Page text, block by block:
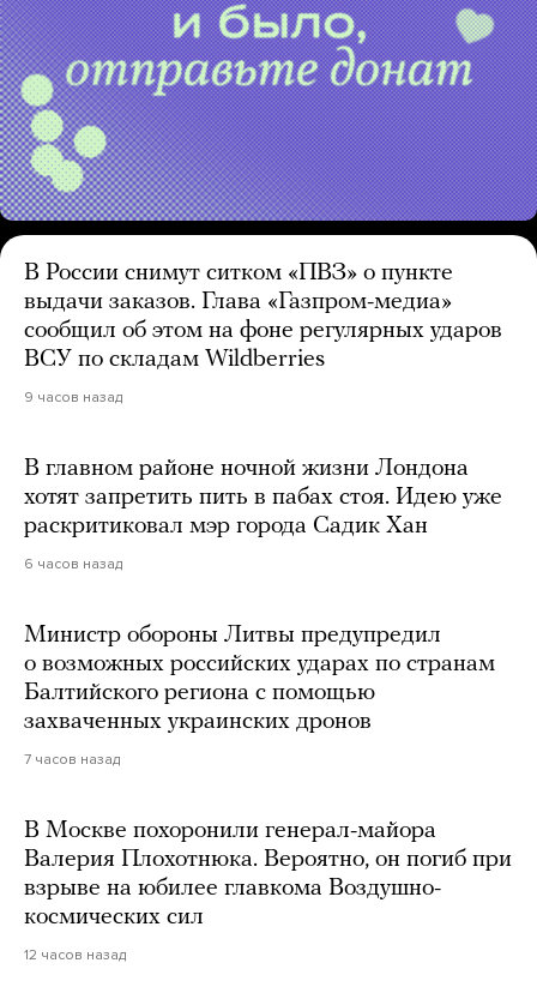
В России снимут ситком «ПВЗ» о пункте
выдачи заказов. Глава «Газпром-медиа»
сообщил об этом на фоне регулярных ударов
ВСУ по складам Wildberries
9 часов назад
В главном районе ночной жизни Лондона
хотят запретить пить в пабах стоя. Идею уже
раскритиковал мэр города Садик Хан
6 часов назад
Министр обороны Литвы предупредил
о возможных российских ударах по странам
Балтийского региона с помощью
захваченных украинских дронов
7 часов назад
В Москве похоронили генерал-майора
Валерия Плохотнюка. Вероятно, он погиб при
взрыве на юбилее главкома Воздушно-
космических сил
12 часов назад